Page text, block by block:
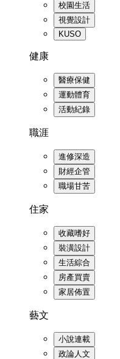
校園生活
視覺設計
KUSO
健康
醫療保健
運動體育
活動紀錄
職涯
進修深造
財經企管
職場甘苦
住家
收藏嗜好
裝潢設計
生活綜合
房產買賣
家居佈置
藝文
小說連載
政論人文